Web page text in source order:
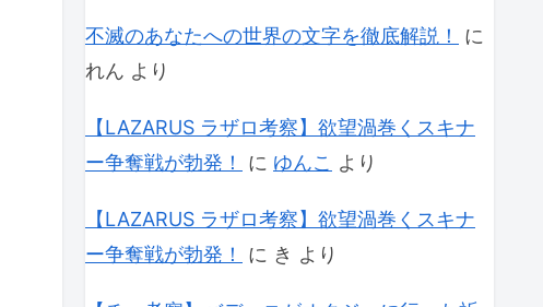
不滅のあなたへの世界の文字を徹底解説！
に
れん より
【LAZARUS ラザロ考察】欲望渦巻くスキナ
ー争奪戦が勃発！
に ゆんこ より
【LAZARUS ラザロ考察】欲望渦巻くスキナ
ー争奪戦が勃発！
に き より